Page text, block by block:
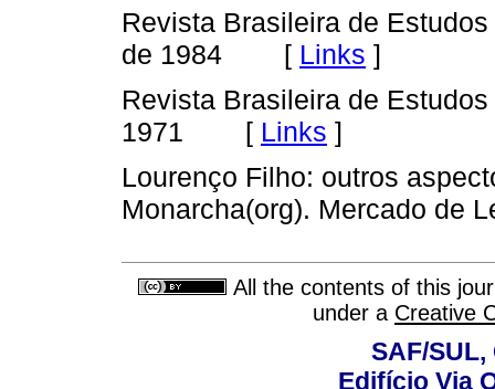
Revista Brasileira de
de 1984 [ Links ]
Revista Brasileira de
1971 [ Links ]
Lourenço Filho: outros
Monarcha(org). Mercado de
All the contents of this
under a Creative
SAF/
Edifício Via